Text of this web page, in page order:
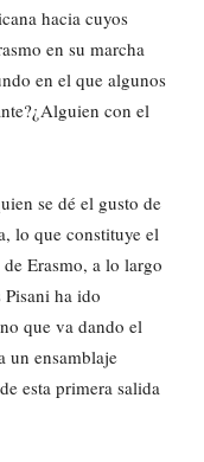
hacia cuyos
en su marcha
en el que algunos
con el
se dé el gusto de
lo que constituye el
Erasmo, a lo largo
Pisani ha ido
que va dando el
un ensamblaje
esta primera salida